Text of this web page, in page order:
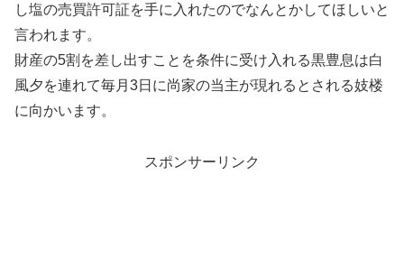
し塩の売買許可証を手に入れたのでなんとかしてほしいと
言われます。
財産の5割を差し出すことを条件に受け入れる黒豊息は白
風夕を連れて毎月3日に尚家の当主が現れるとされる妓楼
に向かいます。
スポンサーリンク